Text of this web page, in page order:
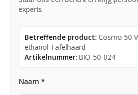
experts
Betreffende product: Cosmo 50
ethanol Tafelhaard
Artikelnummer: BIO-50-024
Naam *